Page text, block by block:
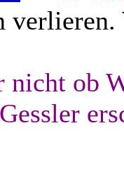
nicht ob